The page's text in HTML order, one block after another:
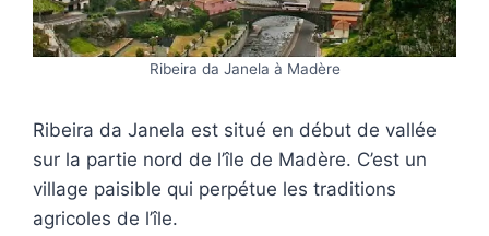
Ribeira da Janela à Madère
Ribeira da Janela est situé en début de vallée
sur la partie nord de l’île de Madère. C’est un
village paisible qui perpétue les traditions
agricoles de l’île.